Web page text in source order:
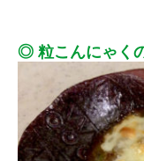
◎ 粒こんにゃく